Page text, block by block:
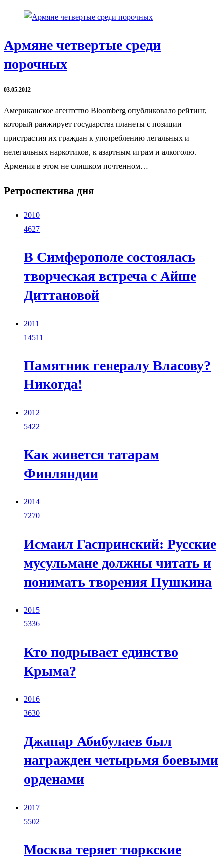
Армяне четвертые среди
порочных
03.05.2012
Американское агентство Bloomberg опубликовало рейтинг,
который ранжирует государства планеты с позиции
пристрастия их граждан к употреблению легальных и
нелегальных наркотиков, к азартным играм и алкоголю.
Армения в этом не слишком почтенном…
Ретроспектива дня
2010
4627
В Симферополе состоялась
творческая встреча с Айше
Диттановой
2011
14511
Памятник генералу Власову?
Никогда!
2012
5422
Как живется татарам
Финляндии
2014
7270
Исмаил Гаспринский: Русские
мусульмане должны читать и
понимать творения Пушкина
2015
5336
Кто подрывает единство
Крыма?
2016
3630
Джапар Абибулаев был
награжден четырьмя боевыми
орденами
2017
5502
Москва теряет тюркские